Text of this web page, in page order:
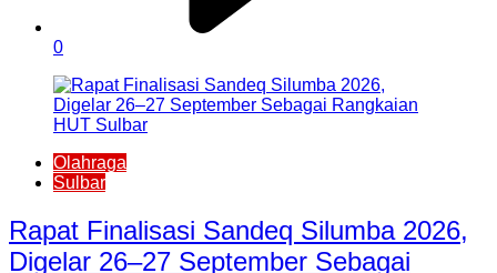
0
Olahraga
Sulbar
Rapat Finalisasi Sandeq Silumba 2026,
Digelar 26–27 September Sebagai